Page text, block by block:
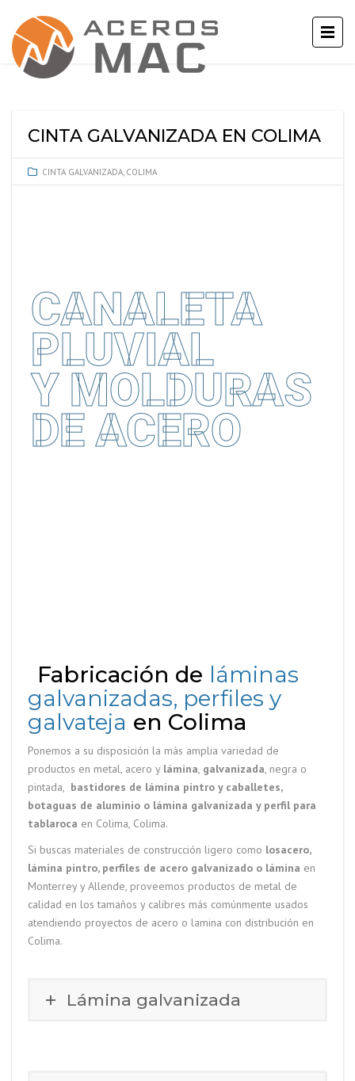
CINTA GALVANIZADA EN COLIMA
CINTA GALVANIZADA, COLIMA
CANALETA
PLUVIAL
Y MOLDURAS
DE ACERO
Fabricación de láminas
galvanizadas, perfiles y
galvateja en Colima
Ponemos a su disposición la más amplia variedad de
productos en metal, acero y lámina, galvanizada, negra o
pintada, bastidores de lámina pintro y caballetes,
botaguas de aluminio o lámina galvanizada y perfil para
tablaroca en Colima, Colima.
Si buscas materiales de construcción ligero como losacero,
lámina pintro, perfiles de acero galvanizado o lámina en
Monterrey y Allende, proveemos productos de metal de
calidad en los tamaños y calibres más comúnmente usados
atendiendo proyectos de acero o lamina con distribución en
Colima.
Lámina galvanizada